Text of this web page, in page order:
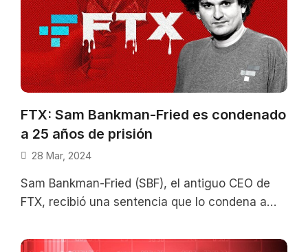
FTX: Sam Bankman-Fried es condenado
a 25 años de prisión
28 Mar, 2024
Sam Bankman-Fried (SBF), el antiguo CEO de
FTX, recibió una sentencia que lo condena a